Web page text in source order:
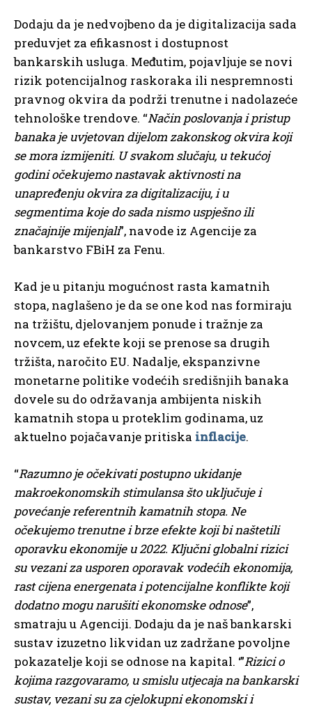
Dodaju da je nedvojbeno da je digitalizacija sada
preduvjet za efikasnost i dostupnost
bankarskih usluga. Međutim, pojavljuje se novi
rizik potencijalnog raskoraka ili nespremnosti
pravnog okvira da podrži trenutne i nadolazeće
tehnološke trendove. “Način poslovanja i pristup
banaka je uvjetovan dijelom zakonskog okvira koji
se mora izmijeniti. U svakom slučaju, u tekućoj
godini očekujemo nastavak aktivnosti na
unapređenju okvira za digitalizaciju, i u
segmentima koje do sada nismo uspješno ili
značajnije mijenjali”, navode iz Agencije za
bankarstvo FBiH za Fenu.
Kad je u pitanju mogućnost rasta kamatnih
stopa, naglašeno je da se one kod nas formiraju
na tržištu, djelovanjem ponude i tražnje za
novcem, uz efekte koji se prenose sa drugih
tržišta, naročito EU. Nadalje, ekspanzivne
monetarne politike vodećih središnjih banaka
dovele su do održavanja ambijenta niskih
kamatnih stopa u proteklim godinama, uz
aktuelno pojačavanje pritiska inflacije.
“Razumno je očekivati postupno ukidanje
makroekonomskih stimulansa što uključuje i
povećanje referentnih kamatnih stopa. Ne
očekujemo trenutne i brze efekte koji bi naštetili
oporavku ekonomije u 2022. Ključni globalni rizici
su vezani za usporen oporavak vodećih ekonomija,
rast cijena energenata i potencijalne konflikte koji
dodatno mogu narušiti ekonomske odnose”,
smatraju u Agenciji. Dodaju da je naš bankarski
sustav izuzetno likvidan uz zadržane povoljne
pokazatelje koji se odnose na kapital. ‘”Rizici o
kojima razgovaramo, u smislu utjecaja na bankarski
sustav, vezani su za cjelokupni ekonomski i